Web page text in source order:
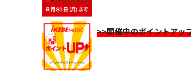
>>開催中のポイントアッ